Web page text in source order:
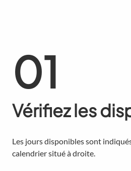
01
Vérifiez les
Les jours disponibles sont
calendrier situé à droite.